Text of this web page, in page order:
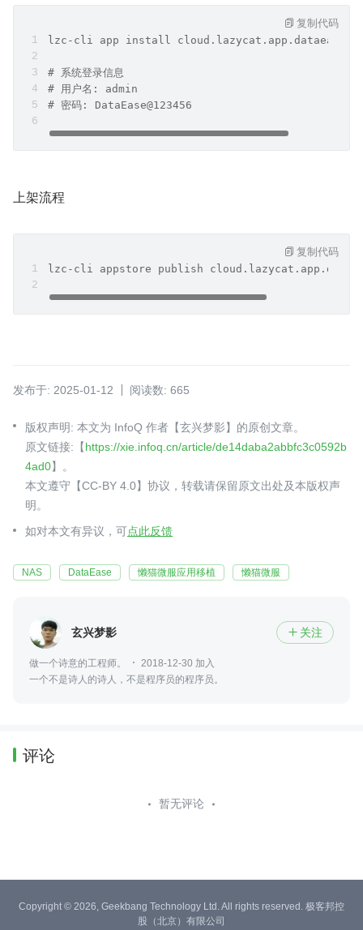
lzc-cli app install
# 系统登录信息
# 用户名: admin
# 密码: DataEase@123456
复制代码
上架流程
lzc-cli appstore publish
复制代码
发布于: 2025-01-12 阅读数: 665
版权声明: 本文为 InfoQ 作者【玄兴梦影】的原创文章。
原文链接:【https://xie.infoq.cn/article/de14daba2abbfc3c0592b
4ad0】。
本文遵守【CC-BY 4.0】协议，转载请保留原文出处及本版权声
明。
如对本文有异议，可点此反馈
NAS DataEase 懒猫微服应用移植 懒猫微服
玄兴梦影  关注
做一个诗意的工程师。
2018-12-30 加入
一个不是诗人的诗人，不是程序员的程序员。
评论
暂无评论
Copyright © 2026, Geekbang Technology Ltd. All rights reserved. 极客邦控
股（北京）有限公司